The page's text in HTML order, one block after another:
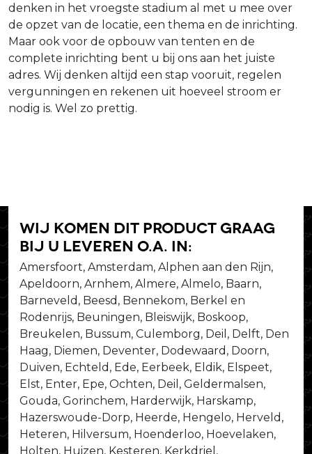
denken in het vroegste stadium al met u mee over
de opzet van de locatie, een thema en de inrichting.
Maar ook voor de opbouw van tenten en de
complete inrichting bent u bij ons aan het juiste
adres. Wij denken altijd een stap vooruit, regelen
vergunningen en rekenen uit hoeveel stroom er
nodig is. Wel zo prettig.
Wij komen dit product graag
bij u leveren o.a. in:
Amersfoort, Amsterdam, Alphen aan den Rijn,
Apeldoorn, Arnhem, Almere, Almelo, Baarn,
Barneveld, Beesd, Bennekom, Berkel en
Rodenrijs, Beuningen, Bleiswijk, Boskoop,
Breukelen, Bussum, Culemborg, Deil, Delft, Den
Haag, Diemen, Deventer, Dodewaard, Doorn,
Duiven, Echteld, Ede, Eerbeek, Eldik, Elspeet,
Elst, Enter, Epe, Ochten, Deil, Geldermalsen,
Gouda, Gorinchem, Harderwijk, Harskamp,
Hazerswoude-Dorp, Heerde, Hengelo, Herveld,
Heteren, Hilversum, Hoenderloo, Hoevelaken,
Holten, Huizen, Kesteren, Kerkdriel,